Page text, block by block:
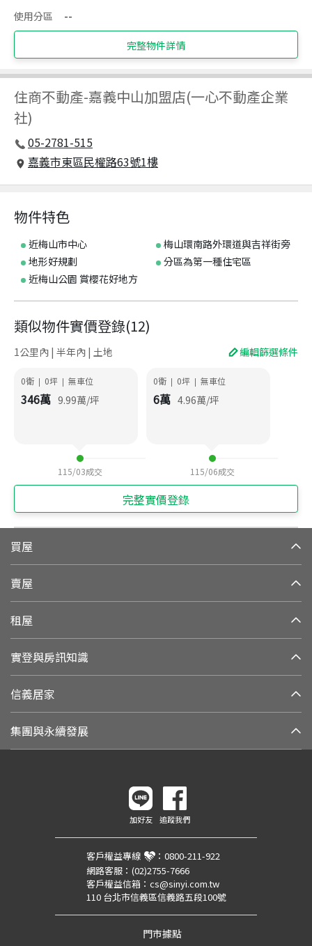
使用分區
--
完整物件詳情
住商不動產-嘉義中山加盟店(一心不動產企業
社)
05-2781-515
嘉義市東區民權路63號1樓
物件特色
近梅山市中心
梅山環南路外環道與吉祥街旁
地形好規劃
分區為第一種住宅區
近梅山公園 賞櫻花好地方
類似物件實價登錄(12)
1公里內 | 半年內 | 土地 編輯篩選條件
0衛 | 0坪 | 無車位
346萬 9.99萬/坪
115/03成交
0衛 | 0坪 | 無車位
6萬 4.96萬/坪
115/06成交
完整實價登錄
買屋
賣屋
租屋
實登與房訊知識
信義居家
集團與永續發展
加好友 追蹤我們
客戶權益專線 ： 0800-211-922
網路客服： (02)2755-7666
客戶權益信箱： cs@sinyi.com.tw
110 台北市信義區信義路五段100號
門市據點